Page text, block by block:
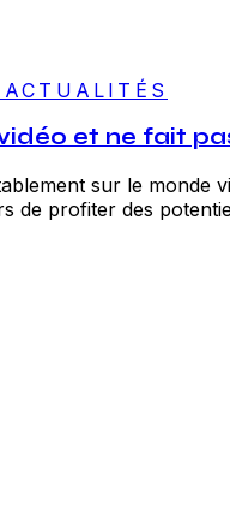
ACTUALITÉS
et ne fait
sur le
de profiter des